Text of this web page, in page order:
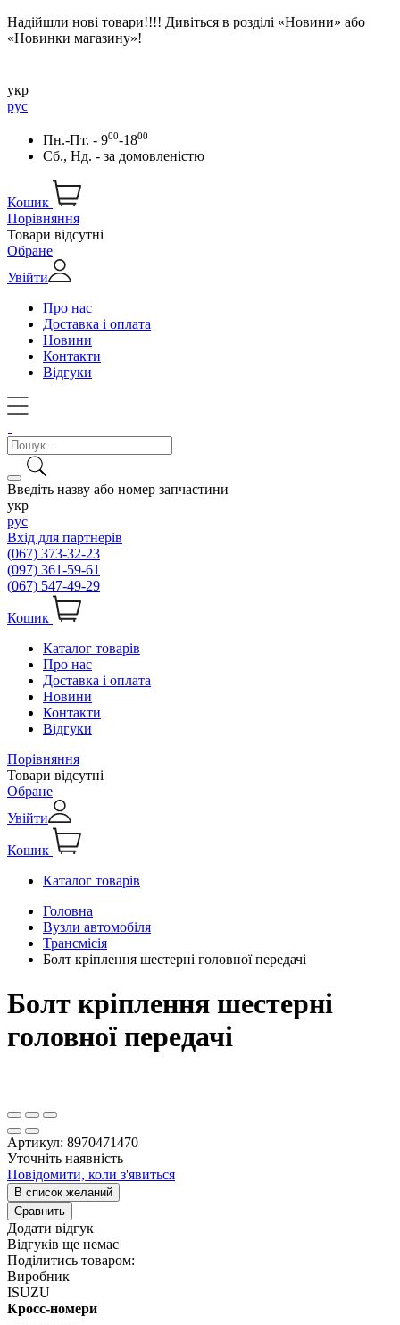
Надійшли нові товари!!!! Дивіться в розділі «Новини» або
«Новинки магазину»!
укр
рус
Пн.-Пт. - 900-1800
Сб., Нд. - за домовленістю
Кошик
Порівняння
Товари відсутні
Обране
Увійти
Про нас
Доставка і оплата
Новини
Контакти
Відгуки
Введіть назву або номер запчастини
укр
рус
Вхід для партнерів
(067) 373-32-23
(097) 361-59-61
(067) 547-49-29
Кошик
Каталог товарів
Про нас
Доставка і оплата
Новини
Контакти
Відгуки
Порівняння
Товари відсутні
Обране
Увійти
Кошик
Каталог товарів
Головна
Вузли автомобіля
Трансмісія
Болт кріплення шестерні головної передачі
Болт кріплення шестерні
головної передачі
Артикул: 8970471470
Уточніть наявність
Повідомити, коли з'явиться
В список желаний
Сравнить
Додати відгук
Відгуків ще немає
Поділитись товаром:
Виробник
ISUZU
Кросс-номери